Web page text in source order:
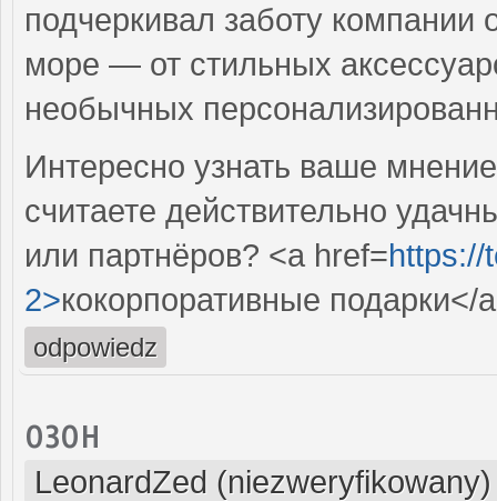
подчеркивал заботу компании
море — от стильных
необычных
Интересно узнать ваше
считаете действительно
или партнёров? <a href=https://
2>кокорпоративные подарки</
odpowiedz
озон
LeonardZed (niezweryfikowany)